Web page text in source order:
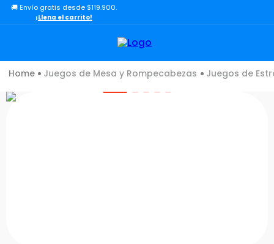
🚚 Envío gratis desde $119.900.
¡Llena el carrito!
Juegos de Mesa y Rompecabezas Juegos de
TÉRMINOS MÁS BUSCADOS
3.
carro
4